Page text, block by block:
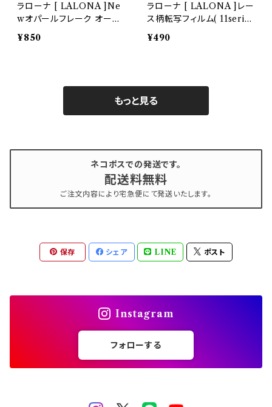
ラローナ [ LALONA ]Ne
wオパールフレーク オーロ
ラ( WK ) ( 9カラーから )
ホログラム,ランダムカット,
¥850
ラローナ [ LALONA ]レー
ス柄転写フィルム( 11series
) ( 10種から ) ジェルネイ
ル/ネイルアート / 転写フィ
¥490
もっと見る
ネコポスでの発送です。
配送料無料
ご注文内容により宅急便にて発送いたします。
保存 シェア LINE ポスト
Instagram
フォローする